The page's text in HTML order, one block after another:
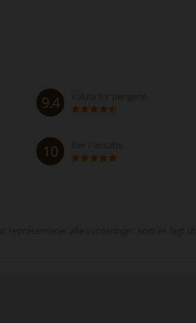
9.4 Valuta for pengene
10 Eier / ansatte
representerer alle vurderinger som er lagt